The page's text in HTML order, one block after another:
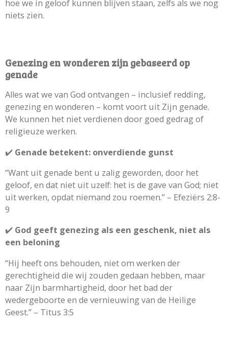
hoe we in geloof kunnen blijven staan, zelfs als we nog
niets zien.
Genezing en wonderen zijn gebaseerd op
genade
Alles wat we van God ontvangen – inclusief redding,
genezing en wonderen – komt voort uit Zijn genade.
We kunnen het niet verdienen door goed gedrag of
religieuze werken.
✔️ Genade betekent: onverdiende gunst
“Want uit genade bent u zalig geworden, door het
geloof, en dat niet uit uzelf: het is de gave van God; niet
uit werken, opdat niemand zou roemen.” – Efeziërs 2:8-
9
✔️ God geeft genezing als een geschenk, niet als
een beloning
“Hij heeft ons behouden, niet om werken der
gerechtigheid die wij zouden gedaan hebben, maar
naar Zijn barmhartigheid, door het bad der
wedergeboorte en de vernieuwing van de Heilige
Geest.” – Titus 3:5